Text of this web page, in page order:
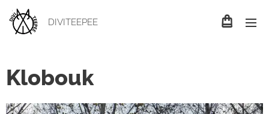
DIVITEEPEE
Klobouk